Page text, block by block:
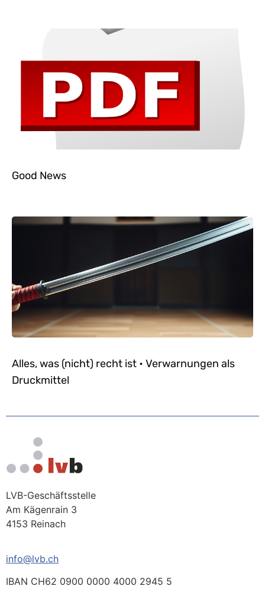
Good News
Alles, was (nicht) recht ist • Verwarnungen als
Druckmittel
LVB-Geschäftsstelle
Am Kägenrain 3
4153 Reinach
info@lvb.ch
IBAN CH62 0900 0000 4000 2945 5